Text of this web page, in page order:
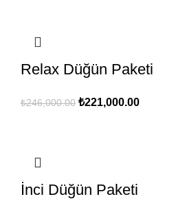
Relax Düğün Paketi
₺246,000.00 Orijinal
₺221,000.00Şu
İnci Düğün Paketi